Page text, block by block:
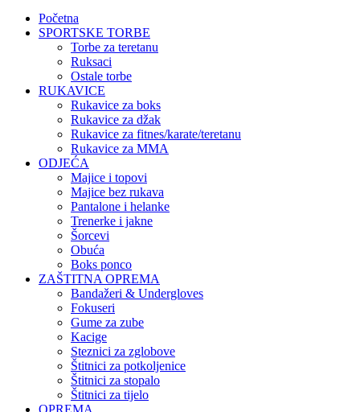
Početna
SPORTSKE TORBE
Torbe za teretanu
Ruksaci
Ostale torbe
RUKAVICE
Rukavice za boks
Rukavice za džak
Rukavice za fitnes/karate/teretanu
Rukavice za MMA
ODJEĆA
Majice i topovi
Majice bez rukava
Pantalone i helanke
Trenerke i jakne
Šorcevi
Obuća
Boks ponco
ZAŠTITNA OPREMA
Bandažeri & Undergloves
Fokuseri
Gume za zube
Kacige
Steznici za zglobove
Štitnici za potkoljenice
Štitnici za stopalo
Štitnici za tijelo
OPREMA